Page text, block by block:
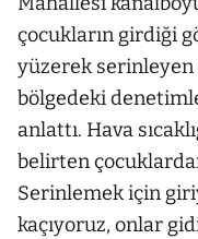
çocukların girdiği
yüzerek serinleyen
bölgedeki
anlattı. Hava
belirten
Serinlemek için
kaçıyoruz, onlar